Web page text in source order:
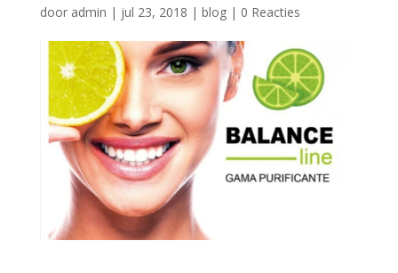
door admin | jul 23, 2018 | blog| 0 Reacties